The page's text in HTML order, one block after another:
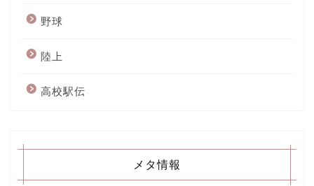
野球
陸上
高校駅伝
メタ情報